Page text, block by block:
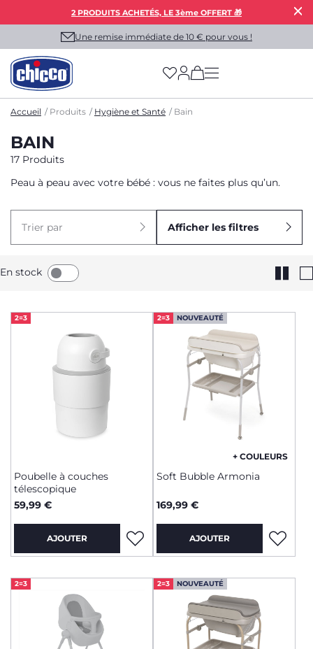
2 PRODUITS ACHETÉS, LE 3ème OFFERT 🎁
Une remise immédiate de 10 € pour vous !
(has more options
Accueil Produits Hygiène et Santé Bain
BAIN
17 Produits
Peau à peau avec votre bébé : vous ne faites plus qu’un.
Trier par Afficher les filtres
En stock
2=3
Poubelle à couches
télescopique
59,99 €
AJOUTER
2=3 NOUVEAUTÉ
+ COULEURS
Soft Bubble Armonia
169,99 €
AJOUTER
2=3 2=3 NOUVEAUTÉ